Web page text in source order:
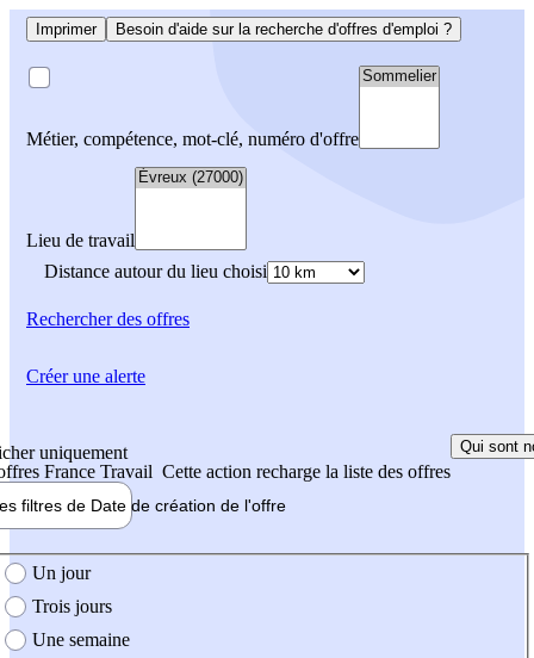
Imprimer Besoin d'aide sur la recherche d'offres d'emploi ?
Métier, compétence, mot-clé, numéro d'offre
Lieu de travail
Distance autour du lieu choisi
Rechercherdes offres
uniquement
France Travail Cette action recharge la liste des offres
Qui sont
filtres de Date de création de l'offre
création de l'offre
Un jour
Trois jours
Une semaine
Créer une alerte